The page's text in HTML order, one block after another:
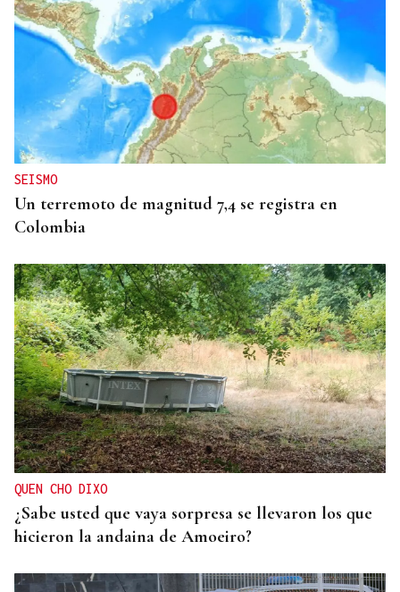
BALSA HINCHABLE
Dos menores rescatados tras ser arrastrados por la
corriente en la playa de A Besteira
SEISMO
Un terremoto de magnitud 7,4 se registra en
Colombia
QUEN CHO DIXO
¿Sabe usted que vaya sorpresa se llevaron los que
hicieron la andaina de Amoeiro?